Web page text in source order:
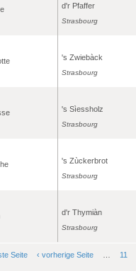
d'r Pfaffer
Strasbourg
's Zwiebàck
Strasbourg
's Sìessholz
Strasbourg
's Zùckerbrot
Strasbourg
d'r Thymiàn
Strasbourg
Seite ‹ vorherige Seite 11